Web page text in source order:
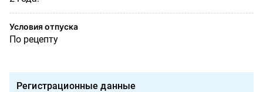
Условия отпуска
По рецепту
Регистрационные данные